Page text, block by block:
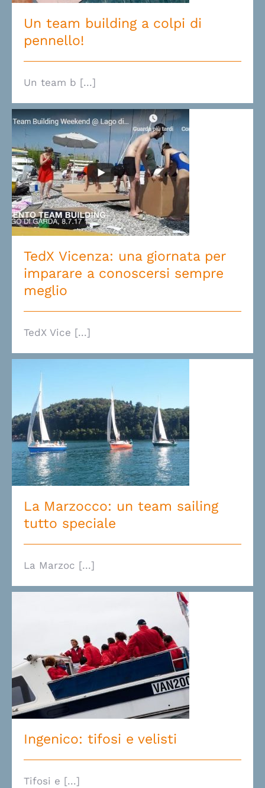
Un team building a colpi di
pennello!
Un team b [...]
TedX Vicenza: una giornata per
imparare a conoscersi sempre
meglio
TedX Vicenza: una giornata per
imparare a conoscersi sempre
meglio
TedX Vice [...]
La Marzocco: un team sailing
tutto speciale
La Marzocco: un team sailing
tutto speciale
La Marzoc [...]
Ingenico: tifosi e velisti
Ingenico: tifosi e velisti
Tifosi e [...]